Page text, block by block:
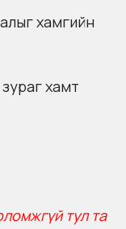
хамгийн
хамт
тул та